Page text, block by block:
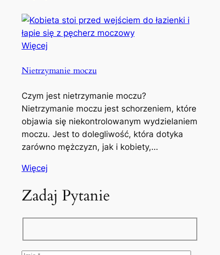
Więcej
Nietrzymanie moczu
Czym jest nietrzymanie moczu?
Nietrzymanie moczu jest schorzeniem, które
objawia się niekontrolowanym wydzielaniem
moczu. Jest to dolegliwość, która dotyka
zarówno mężczyzn, jak i kobiety,…
Więcej
Zadaj Pytanie